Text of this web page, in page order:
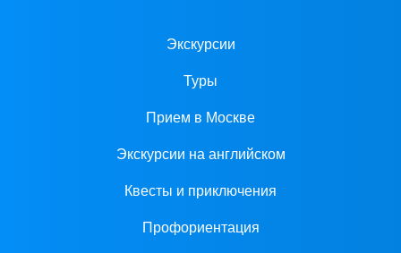
Экскурсии
Туры
Прием в Москве
Экскурсии на английском
Квесты и приключения
Профориентация